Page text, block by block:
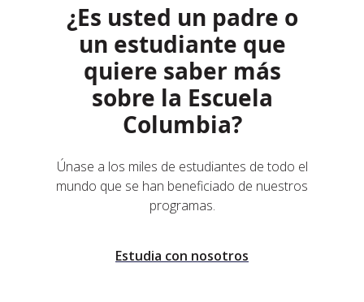
¿Es usted un padre o
un estudiante que
quiere saber más
sobre la Escuela
Columbia?
Únase a los miles de estudiantes de todo el
mundo que se han beneficiado de nuestros
programas.
Estudia con nosotros